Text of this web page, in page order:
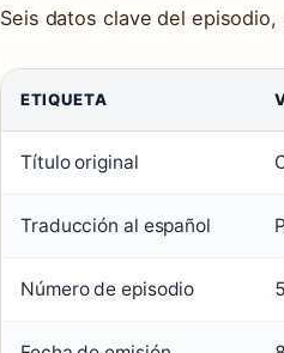
Seis datos clave del
ETIQUETA
Título original
Traducción al español
Número de episodio